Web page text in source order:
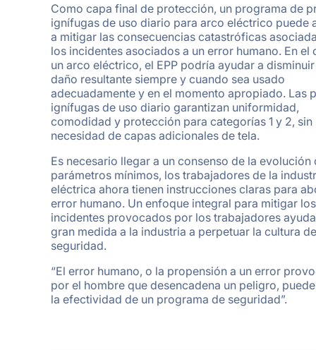
Como capa final de protección, un programa de
ignífugas de uso diario para arco eléctrico puede
a mitigar las consecuencias catastróficas
los incidentes asociados a un error humano. En el
un arco eléctrico, el EPP podría ayudar a
daño resultante siempre y cuando sea usado
adecuadamente y en el momento apropiado. Las
ignífugas de uso diario garantizan uniformidad,
comodidad y protección para categorías 1 y 2, sin
necesidad de capas adicionales de tela.
Es necesario llegar a un consenso de la evolución
parámetros mínimos, los trabajadores de la
eléctrica ahora tienen instrucciones claras para
error humano. Un enfoque integral para mitigar los
incidentes provocados por los trabajadores
gran medida a la industria a perpetuar la cultura de
seguridad.
“El error humano, o la propensión a un error
por el hombre que desencadena un peligro,
la efectividad de un programa de seguridad”.